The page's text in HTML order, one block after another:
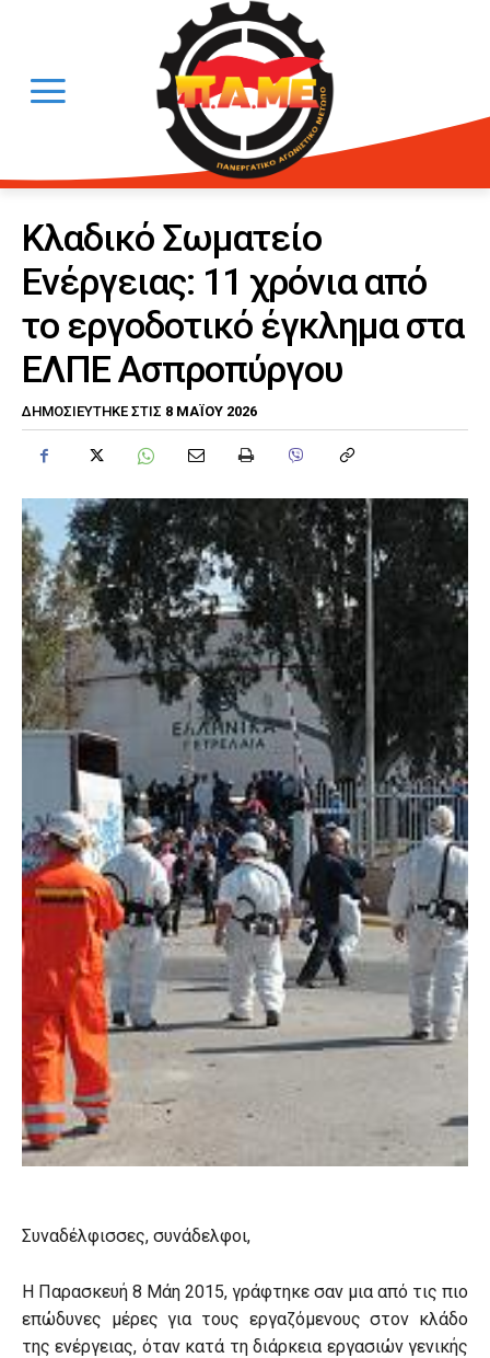
Κλαδικό Σωματείο
Ενέργειας: 11 χρόνια από
το εργοδοτικό έγκλημα στα
ΕΛΠΕ Ασπροπύργου
ΔΗΜΟΣΙΕΎΤΗΚΕ ΣΤΙΣ 8 ΜΑΪ́ΟΥ 2026
Συναδέλφισσες, συνάδελφοι,
Η Παρασκευή 8 Μάη 2015, γράφτηκε σαν μια από τις πιο
επώδυνες μέρες για τους εργαζόμενους στον κλάδο
της ενέργειας, όταν κατά τη διάρκεια εργασιών γενικής